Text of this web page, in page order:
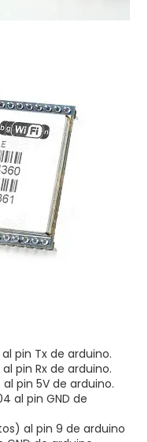
pin Tx de arduino.
pin Rx de arduino.
al pin 5V de arduino.
al pin GND de
al pin 9 de arduino